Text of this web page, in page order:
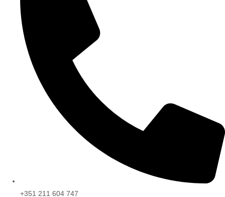
+351 211 604 747